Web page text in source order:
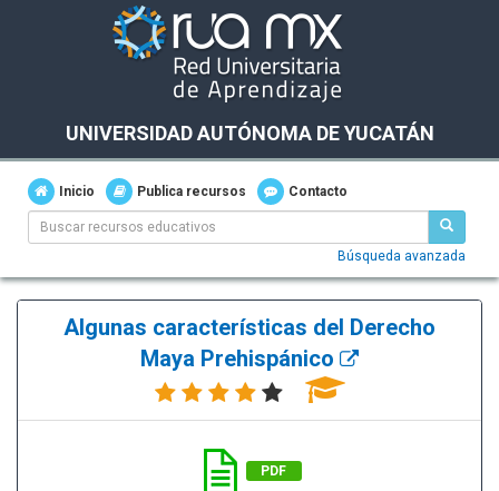
UNIVERSIDAD AUTÓNOMA DE YUCATÁN
Inicio Publica recursos Contacto
Búsqueda avanzada
Algunas características del Derecho
Maya Prehispánico
PDF